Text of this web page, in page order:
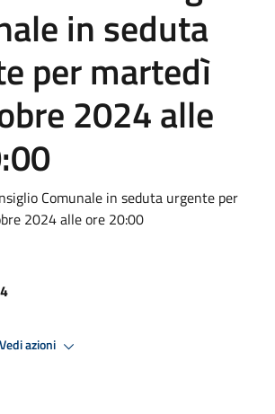
in seduta
per martedì
2024 alle
Comunale in seduta urgente per
2024 alle ore 20:00
Vedi azioni